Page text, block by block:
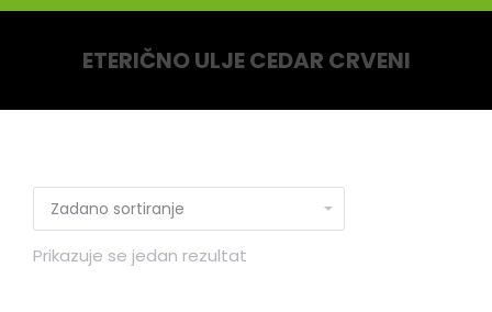
ETERIČNO ULJE CEDAR CRVENI
Prikazuje se jedan rezultat